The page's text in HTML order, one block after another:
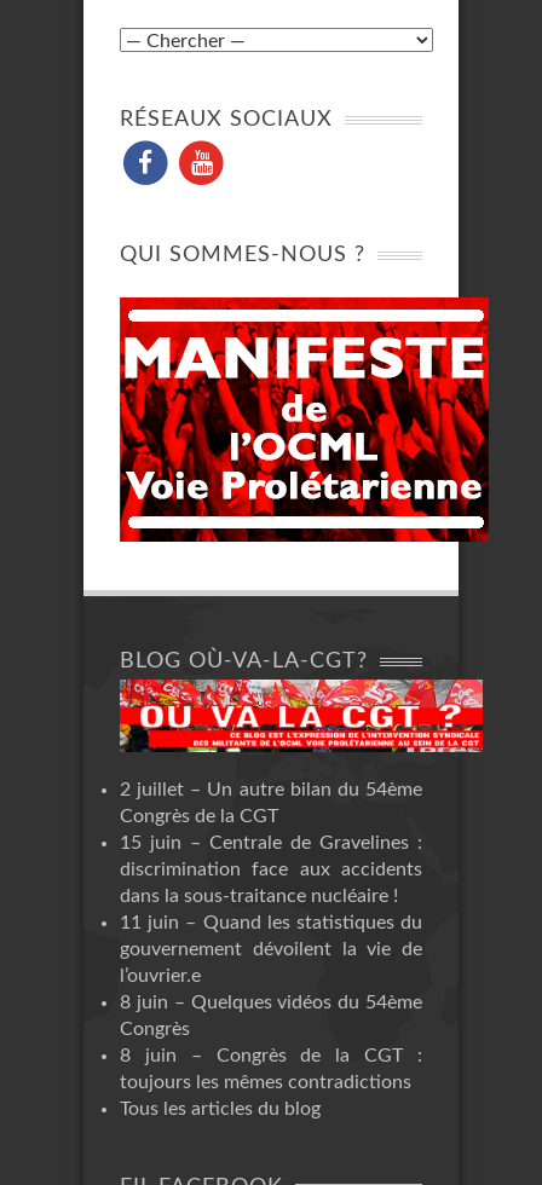
RÉSEAUX SOCIAUX
QUI SOMMES-NOUS ?
BLOG OÙ-VA-LA-CGT?
2 juillet – Un autre bilan du 54ème
Congrès de la CGT
15 juin – Centrale de Gravelines :
discrimination face aux accidents
dans la sous-traitance nucléaire !
11 juin – Quand les statistiques du
gouvernement dévoilent la vie de
l’ouvrier.e
8 juin – Quelques vidéos du 54ème
Congrès
8 juin – Congrès de la CGT :
toujours les mêmes contradictions
Tous les articles du blog